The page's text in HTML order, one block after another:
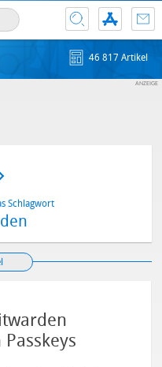
46 817 Artikel
Schlagwort